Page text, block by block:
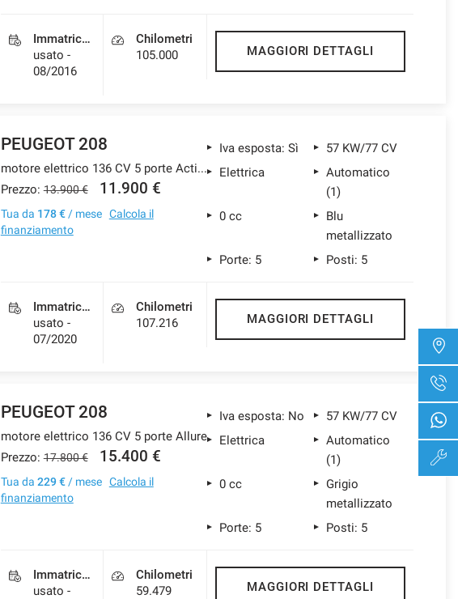
Immatricolazione
usato -
08/2016
Chilometri
105.000
MAGGIORI DETTAGLI
PEUGEOT 208
motore elettrico 136 CV 5 porte Active
Prezzo: 13.900 € 11.900 €
Tua da 178 €/ mese Calcola il
finanziamento
Iva esposta: Sì
57 KW/77 CV
Elettrica
Automatico
(1)
0 cc
Blu
metallizzato
Porte: 5
Posti: 5
Immatricolazione
usato -
07/2020
Chilometri
107.216
MAGGIORI DETTAGLI
PEUGEOT 208
motore elettrico 136 CV 5 porte Allure
Prezzo: 17.800 € 15.400 €
Tua da 229 €/ mese Calcola il
finanziamento
Iva esposta: No
57 KW/77 CV
Elettrica
Automatico
(1)
0 cc
Grigio
metallizzato
Porte: 5
Posti: 5
Immatricolazione
usato -
Chilometri
59.479
MAGGIORI DETTAGLI